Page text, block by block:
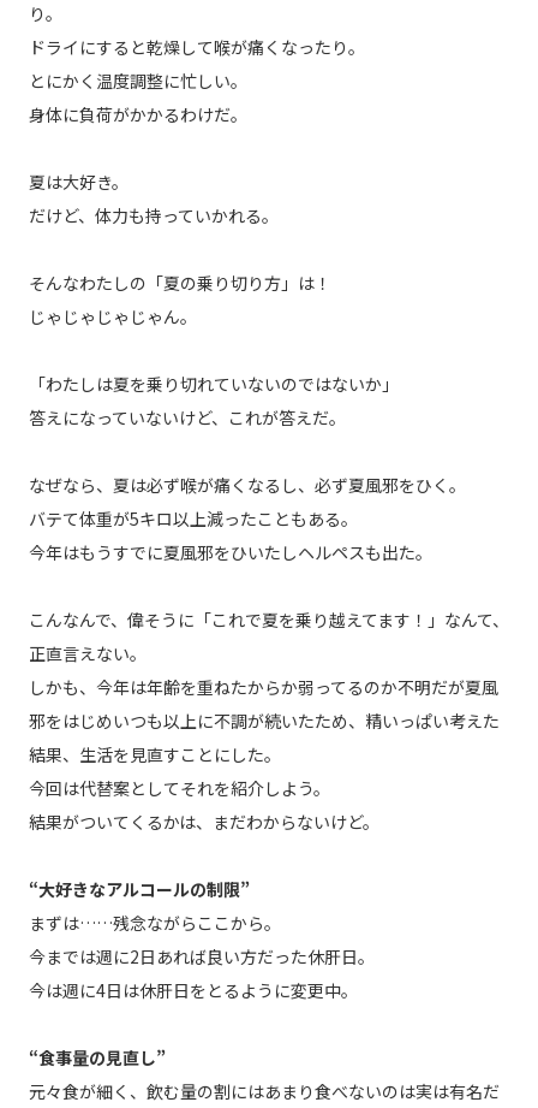
り。
ドライにすると乾燥して喉が痛くなったり。
とにかく温度調整に忙しい。
身体に負荷がかかるわけだ。
夏は大好き。
だけど、体力も持っていかれる。
そんなわたしの「夏の乗り切り方」は！
じゃじゃじゃじゃん。
「わたしは夏を乗り切れていないのではないか」
答えになっていないけど、これが答えだ。
なぜなら、夏は必ず喉が痛くなるし、必ず夏風邪をひく。
バテて体重が5キロ以上減ったこともある。
今年はもうすでに夏風邪をひいたしヘルペスも出た。
こんなんで、偉そうに「これで夏を乗り越えてます！」なんて、
正直言えない。
しかも、今年は年齢を重ねたからか弱ってるのか不明だが夏風
邪をはじめいつも以上に不調が続いたため、精いっぱい考えた
結果、生活を見直すことにした。
今回は代替案としてそれを紹介しよう。
結果がついてくるかは、まだわからないけど。
“大好きなアルコールの制限”
まずは……残念ながらここから。
今までは週に2日あれば良い方だった休肝日。
今は週に4日は休肝日をとるように変更中。
“食事量の見直し”
元々食が細く、飲む量の割にはあまり食べないのは実は有名だ